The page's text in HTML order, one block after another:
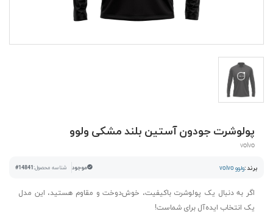
پولوشرت جودون آستین بلند مشکی ولوو
volvo
برند :ولوو volvo موجود شناسه محصول:#14841
اگر به دنبال یک پولوشرت باکیفیت، خوش‌دوخت و مقاوم هستید، این مدل
یک انتخاب ایده‌آل برای شماست!